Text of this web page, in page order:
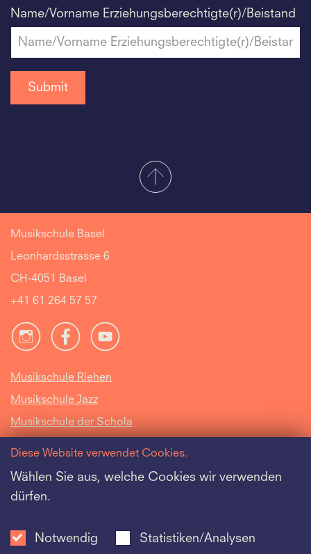
Name/Vorname Erziehungsberechtigte(r)/Beistand
Musikschule Basel
Leonhardsstrasse 6
CH-4051 Basel
+41 61 264 57 57
Musikschule Riehen
Musikschule Jazz
Musikschule der Schola
Intranet
Offene Stellen
Diese Website verwendet Cookies.
Wählen Sie aus, welche Cookies wir verwenden
dürfen.
Notwendig Statistiken/Analysen